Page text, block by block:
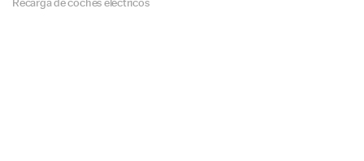
Recarga de coches eléctricos